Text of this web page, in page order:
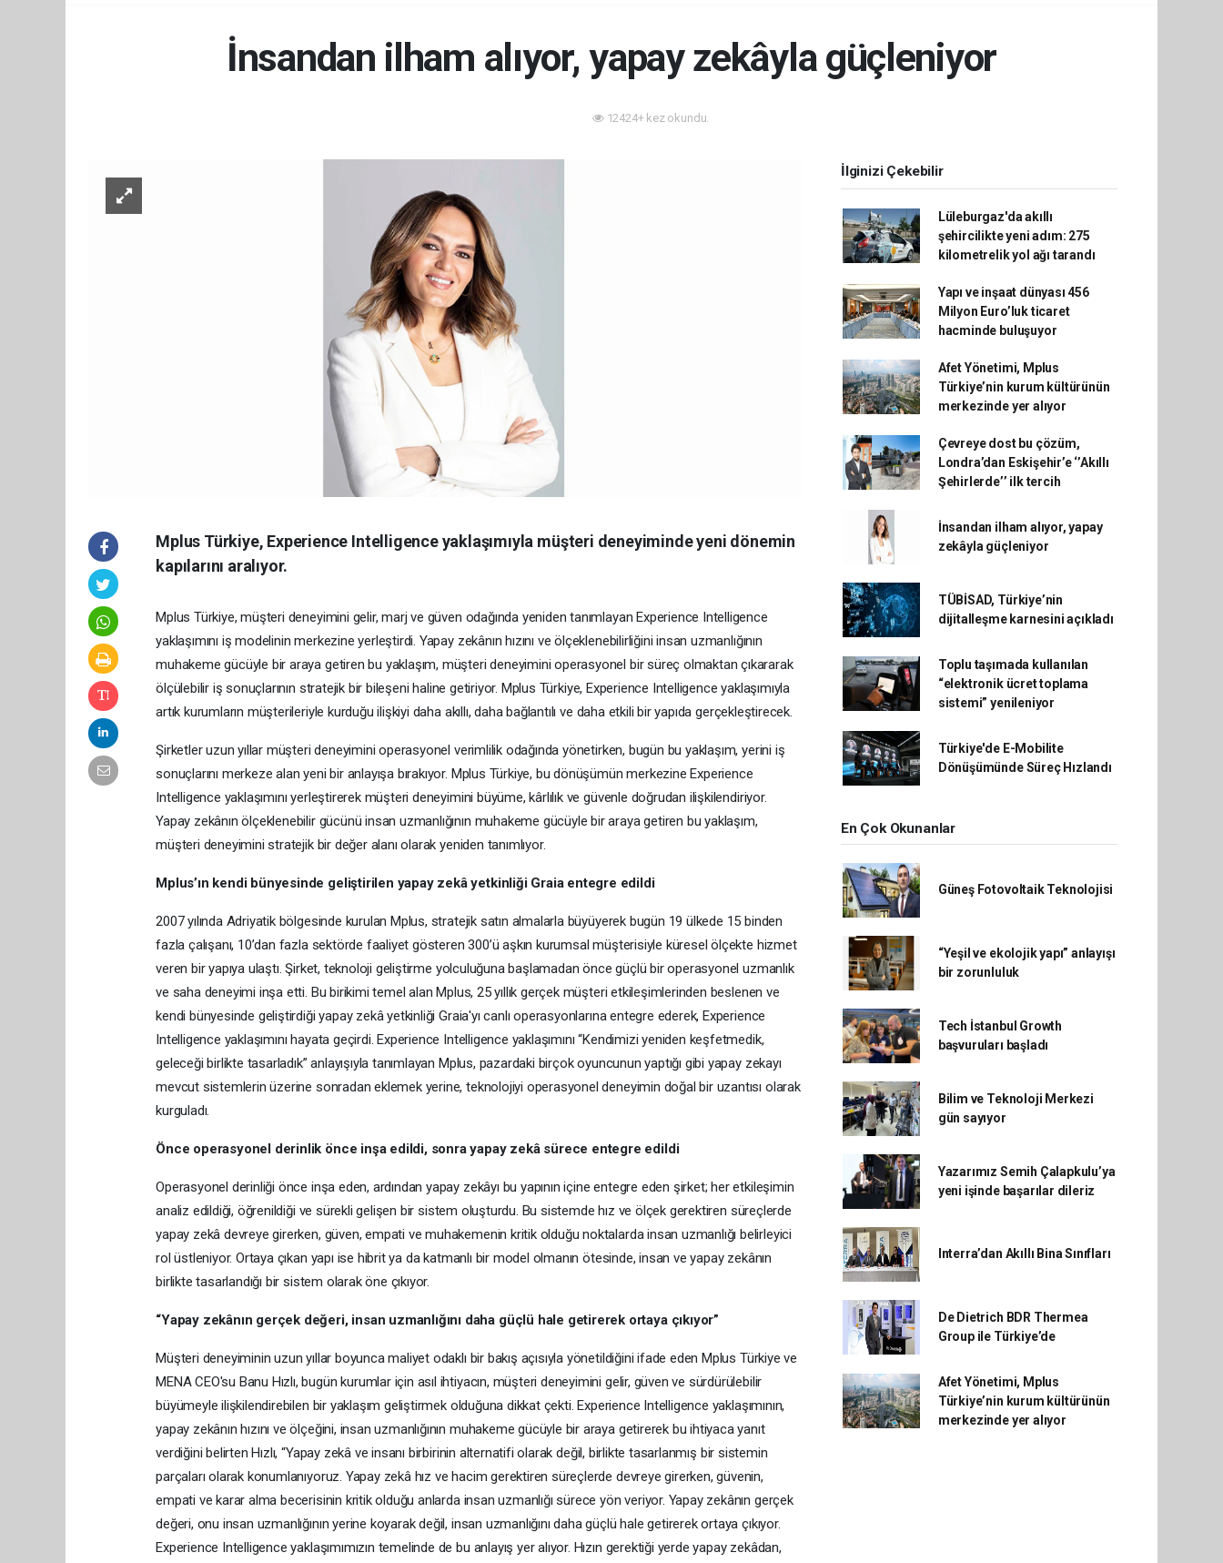
İnsandan ilham alıyor, yapay zekâyla güçleniyor
12424+ kez okundu.
Mplus Türkiye, Experience Intelligence yaklaşımıyla müşteri deneyiminde yeni dönemin
kapılarını aralıyor.
Mplus Türkiye, müşteri deneyimini gelir, marj ve güven odağında yeniden tanımlayan Experience Intelligence
yaklaşımını iş modelinin merkezine yerleştirdi. Yapay zekânın hızını ve ölçeklenebilirliğini insan uzmanlığının
muhakeme gücüyle bir araya getiren bu yaklaşım, müşteri deneyimini operasyonel bir süreç olmaktan çıkararak
ölçülebilir iş sonuçlarının stratejik bir bileşeni haline getiriyor. Mplus Türkiye, Experience Intelligence yaklaşımıyla
artık kurumların müşterileriyle kurduğu ilişkiyi daha akıllı, daha bağlantılı ve daha etkili bir yapıda gerçekleştirecek.
Şirketler uzun yıllar müşteri deneyimini operasyonel verimlilik odağında yönetirken, bugün bu yaklaşım, yerini iş
sonuçlarını merkeze alan yeni bir anlayışa bırakıyor. Mplus Türkiye, bu dönüşümün merkezine Experience
Intelligence yaklaşımını yerleştirerek müşteri deneyimini büyüme, kârlılık ve güvenle doğrudan ilişkilendiriyor.
Yapay zekânın ölçeklenebilir gücünü insan uzmanlığının muhakeme gücüyle bir araya getiren bu yaklaşım,
müşteri deneyimini stratejik bir değer alanı olarak yeniden tanımlıyor.
Mplus’ın kendi bünyesinde geliştirilen yapay zekâ yetkinliği Graia entegre edildi
2007 yılında Adriyatik bölgesinde kurulan Mplus, stratejik satın almalarla büyüyerek bugün 19 ülkede 15 binden
fazla çalışanı, 10’dan fazla sektörde faaliyet gösteren 300’ü aşkın kurumsal müşterisiyle küresel ölçekte hizmet
veren bir yapıya ulaştı. Şirket, teknoloji geliştirme yolculuğuna başlamadan önce güçlü bir operasyonel uzmanlık
ve saha deneyimi inşa etti. Bu birikimi temel alan Mplus, 25 yıllık gerçek müşteri etkileşimlerinden beslenen ve
kendi bünyesinde geliştirdiği yapay zekâ yetkinliği Graia'yı canlı operasyonlarına entegre ederek, Experience
Intelligence yaklaşımını hayata geçirdi. Experience Intelligence yaklaşımını “Kendimizi yeniden keşfetmedik,
geleceği birlikte tasarladık” anlayışıyla tanımlayan Mplus, pazardaki birçok oyuncunun yaptığı gibi yapay zekayı
mevcut sistemlerin üzerine sonradan eklemek yerine, teknolojiyi operasyonel deneyimin doğal bir uzantısı olarak
kurguladı.
Önce operasyonel derinlik önce inşa edildi, sonra yapay zekâ sürece entegre edildi
Operasyonel derinliği önce inşa eden, ardından yapay zekâyı bu yapının içine entegre eden şirket; her etkileşimin
analiz edildiği, öğrenildiği ve sürekli gelişen bir sistem oluşturdu. Bu sistemde hız ve ölçek gerektiren süreçlerde
yapay zekâ devreye girerken, güven, empati ve muhakemenin kritik olduğu noktalarda insan uzmanlığı belirleyici
rol üstleniyor. Ortaya çıkan yapı ise hibrit ya da katmanlı bir model olmanın ötesinde, insan ve yapay zekânın
birlikte tasarlandığı bir sistem olarak öne çıkıyor.
“Yapay zekânın gerçek değeri, insan uzmanlığını daha güçlü hale getirerek ortaya çıkıyor”
Müşteri deneyiminin uzun yıllar boyunca maliyet odaklı bir bakış açısıyla yönetildiğini ifade eden Mplus Türkiye ve
MENA CEO'su Banu Hızlı, bugün kurumlar için asıl ihtiyacın, müşteri deneyimini gelir, güven ve sürdürülebilir
büyümeyle ilişkilendirebilen bir yaklaşım geliştirmek olduğuna dikkat çekti. Experience Intelligence yaklaşımının,
yapay zekânın hızını ve ölçeğini, insan uzmanlığının muhakeme gücüyle bir araya getirerek bu ihtiyaca yanıt
verdiğini belirten Hızlı, “Yapay zekâ ve insanı birbirinin alternatifi olarak değil, birlikte tasarlanmış bir sistemin
parçaları olarak konumlanıyoruz. Yapay zekâ hız ve hacim gerektiren süreçlerde devreye girerken, güvenin,
empati ve karar alma becerisinin kritik olduğu anlarda insan uzmanlığı sürece yön veriyor. Yapay zekânın gerçek
değeri, onu insan uzmanlığının yerine koyarak değil, insan uzmanlığını daha güçlü hale getirerek ortaya çıkıyor.
Experience Intelligence yaklaşımımızın temelinde de bu anlayış yer alıyor. Hızın gerektiği yerde yapay zekâdan,
İlginizi Çekebilir
Lüleburgaz'da akıllı
şehircilikte yeni adım: 275
kilometrelik yol ağı tarandı
Yapı ve inşaat dünyası 456
Milyon Euro’luk ticaret
hacminde buluşuyor
Afet Yönetimi, Mplus
Türkiye’nin kurum kültürünün
merkezinde yer alıyor
Çevreye dost bu çözüm,
Londra’dan Eskişehir’e ‘’Akıllı
Şehirlerde’’ ilk tercih
İnsandan ilham alıyor, yapay
zekâyla güçleniyor
TÜBİSAD, Türkiye’nin
dijitalleşme karnesini açıkladı
Toplu taşımada kullanılan
“elektronik ücret toplama
sistemi” yenileniyor
Türkiye'de E-Mobilite
Dönüşümünde Süreç Hızlandı
En Çok Okunanlar
Güneş Fotovoltaik Teknolojisi
“Yeşil ve ekolojik yapı” anlayışı
bir zorunluluk
Tech İstanbul Growth
başvuruları başladı
Bilim ve Teknoloji Merkezi
gün sayıyor
Yazarımız Semih Çalapkulu’ya
yeni işinde başarılar dileriz
Interra’dan Akıllı Bina Sınıfları
De Dietrich BDR Thermea
Group ile Türkiye’de
Afet Yönetimi, Mplus
Türkiye’nin kurum kültürünün
merkezinde yer alıyor